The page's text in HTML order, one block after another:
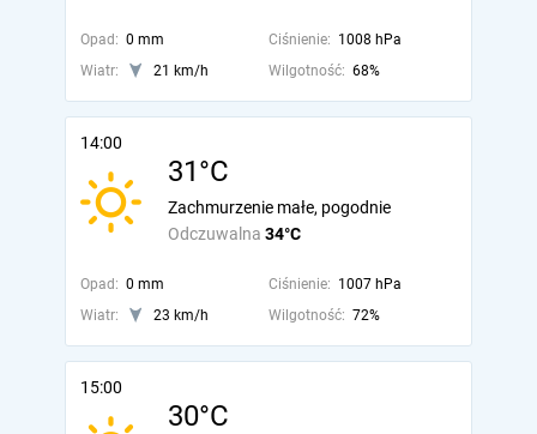
Opad: 0 mm Ciśnienie: 1008 hPa
Wiatr:
21 km/h Wilgotność: 68%
14:00
31°C
Odczuwalna 34°C
Zachmurzenie małe, pogodnie
Opad: 0 mm Ciśnienie: 1007 hPa
Wiatr:
23 km/h Wilgotność: 72%
15:00
30°C